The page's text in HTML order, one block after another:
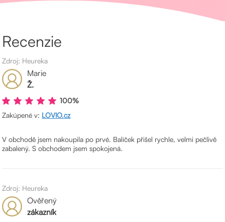
Recenzie
Zdroj: Heureka
Marie
Ž.
100%
Zakúpené v: LOVIO.cz
V obchodě jsem nakoupila po prvé. Balíček přišel rychle, velmi pečlivě
zabalený. S obchodem jsem spokojená.
Zdroj: Heureka
Ověřený
zákazník